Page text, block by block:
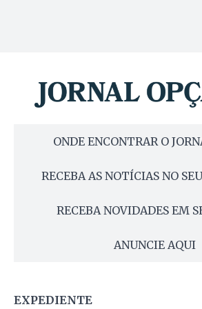
ONDE ENCONTRAR O
RECEBA AS NOTÍCIAS NO
RECEBA NOVIDADES EM
ANUNCIE AQUI
EXPEDIENTE